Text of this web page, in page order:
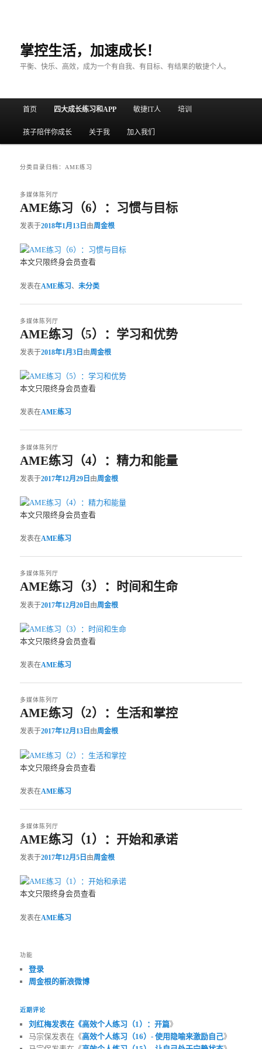
掌控生活，加速成长！
平衡、快乐、高效，成为一个有自我、有目标、有结果的敏捷个人。
跳至主内容区域
跳至副内容区域
首页 四大成长练习和APP 敏捷IT人 培训
孩子陪伴你成长 关于我 加入我们
分类目录归档： AME练习
AME练习（6）：习惯与目标
多媒体陈列厅
发表于2018年1月13日 由周金根
本文只限终身会员查看
发表在AME练习、未分类
AME练习（5）：学习和优势
多媒体陈列厅
发表于2018年1月3日 由周金根
本文只限终身会员查看
发表在AME练习
AME练习（4）：精力和能量
多媒体陈列厅
发表于2017年12月29日 由周金根
本文只限终身会员查看
发表在AME练习
AME练习（3）：时间和生命
多媒体陈列厅
发表于2017年12月20日 由周金根
本文只限终身会员查看
发表在AME练习
AME练习（2）：生活和掌控
多媒体陈列厅
发表于2017年12月13日 由周金根
本文只限终身会员查看
发表在AME练习
AME练习（1）：开始和承诺
多媒体陈列厅
发表于2017年12月5日 由周金根
本文只限终身会员查看
发表在AME练习
功能
登录
周金根的新浪微博
近期评论
刘红梅发表在《高效个人练习（1）：开篇》
马宗保发表在《高效个人练习（16）- 使用隐喻来激励自己》